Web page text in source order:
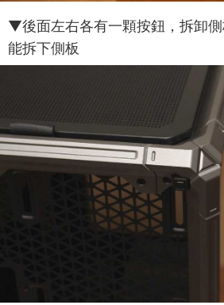
▼後面左右各有一顆按鈕，拆卸
能拆下側板